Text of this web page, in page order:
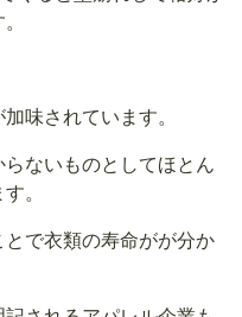
味されています。
ないものとしてほとん
。
で衣類の寿命がが分か